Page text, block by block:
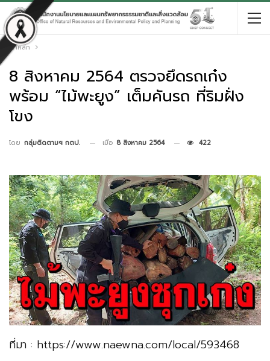
หน้าหลัก
8 สิงหาคม 2564 ตรวจยึดรถเก๋ง
พร้อม “ไม้พะยูง” เต็มคันรถ ที่ริมฝั่ง
โขง
โดย กลุ่มติดตามฯ กตป. เมื่อ 8 สิงหาคม 2564 422
ที่มา : https://www.naewna.com/local/593468